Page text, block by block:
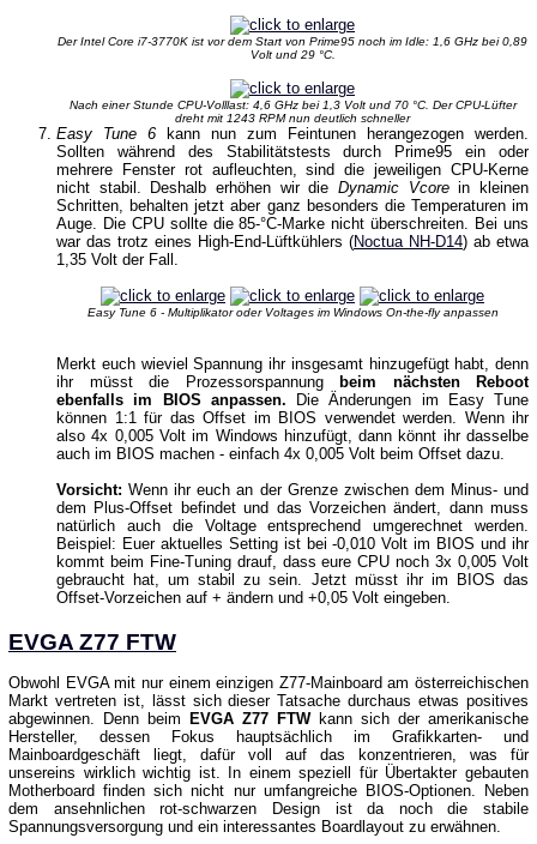
Der Intel Core i7-3770K ist vor dem Start von Prime95 noch im Idle: 1,6 GHz bei 0,89
Volt und 29 °C.
Nach einer Stunde CPU-Volllast: 4,6 GHz bei 1,3 Volt und 70 °C. Der CPU-Lüfter
dreht mit 1243 RPM nun deutlich schneller
Easy Tune 6 kann nun zum Feintunen herangezogen werden.
Sollten während des Stabilitätstests durch Prime95 ein oder
mehrere Fenster rot aufleuchten, sind die jeweiligen CPU-Kerne
nicht stabil. Deshalb erhöhen wir die Dynamic Vcorein kleinen
Schritten, behalten jetzt aber ganz besonders die Temperaturen im
Auge. Die CPU sollte die 85-°C-Marke nicht überschreiten. Bei uns
war das trotz eines High-End-Lüftkühlers (Noctua NH-D14) ab etwa
1,35 Volt der Fall.
Easy Tune 6 - Multiplikator oder Voltages im Windows On-the-fly anpassen
Merkt euch wieviel Spannung ihr insgesamt hinzugefügt habt, denn
ihr müsst die Prozessorspannung
beim nächsten Reboot
ebenfalls im BIOS anpassen. Die Änderungen im Easy Tune
können 1:1 für das Offset im BIOS verwendet werden. Wenn ihr
also 4x 0,005 Volt im Windows hinzufügt, dann könnt ihr dasselbe
auch im BIOS machen - einfach 4x 0,005 Volt beim Offset dazu.
Vorsicht: Wenn ihr euch an der Grenze zwischen dem Minus- und
dem Plus-Offset befindet und das Vorzeichen ändert, dann muss
natürlich auch die Voltage entsprechend umgerechnet werden.
Beispiel: Euer aktuelles Setting ist bei -0,010 Volt im BIOS und ihr
kommt beim Fine-Tuning drauf, dass eure CPU noch 3x 0,005 Volt
gebraucht hat, um stabil zu sein. Jetzt müsst ihr im BIOS das
Offset-Vorzeichen auf + ändern und +0,05 Volt eingeben.
EVGA Z77 FTW
Obwohl EVGA mit nur einem einzigen Z77-Mainboard am österreichischen
Markt vertreten ist, lässt sich dieser Tatsache durchaus etwas positives
abgewinnen. Denn beim
EVGA Z77 FTWkann sich der amerikanische
Hersteller, dessen Fokus hauptsächlich im Grafikkarten- und
Mainboardgeschäft liegt, dafür voll auf das konzentrieren, was für
unsereins wirklich wichtig ist. In einem speziell für Übertakter gebauten
Motherboard finden sich nicht nur umfangreiche BIOS-Optionen. Neben
dem ansehnlichen rot-schwarzen Design ist da noch die stabile
Spannungsversorgung und ein interessantes Boardlayout zu erwähnen.